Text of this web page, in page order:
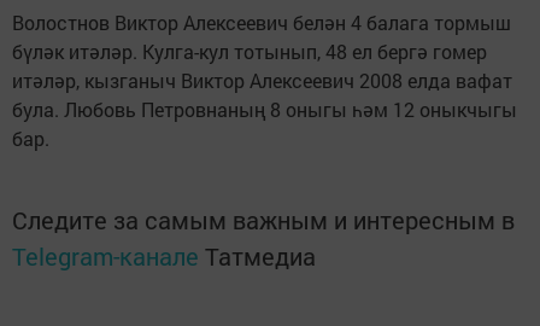
Волостнов Виктор Алексеевич белән 4 балага тормыш
бүләк итәләр. Кулга-кул тотынып, 48 ел бергә гомер
итәләр, кызганыч Виктор Алексеевич 2008 елда вафат
була. Любовь Петровнаның 8 оныгы һәм 12 оныкчыгы
бар.
Следите за самым важным и интересным в
Telegram-канале Татмедиа